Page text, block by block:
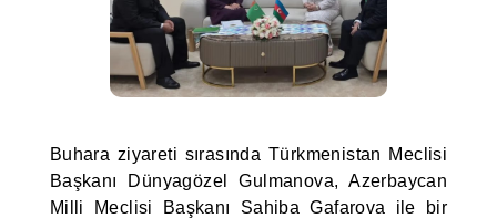
Buhara ziyareti sırasında Türkmenistan Meclisi
Başkanı Dünyagözel Gulmanova, Azerbaycan
Milli Meclisi Başkanı Sahiba Gafarova ile bir